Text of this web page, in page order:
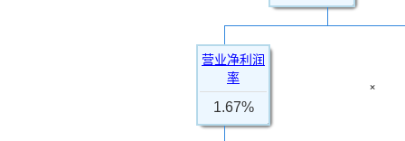
营业净利润
率
1.67%
×